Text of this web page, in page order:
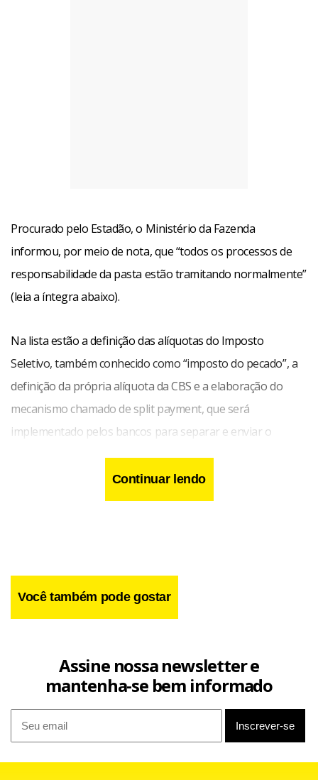
Procurado pelo Estadão, o Ministério da Fazenda
informou, por meio de nota, que “todos os processos de
responsabilidade da pasta estão tramitando normalmente”
(leia a íntegra abaixo).
Na lista estão a definição das alíquotas do Imposto
Seletivo, também conhecido como “imposto do pecado”, a
definição da própria alíquota da CBS e a elaboração do
mecanismo chamado de split payment, que será
implementado pelos bancos para separar e enviar o
imposto devido ao governo no ato da compra.
Continuar lendo
Você também pode gostar
Assine nossa newsletter e
mantenha-se bem informado